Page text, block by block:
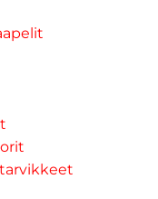
tarvikkeet